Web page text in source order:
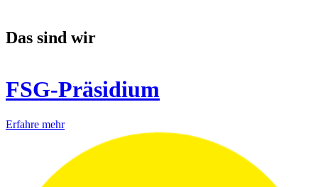
Das sind wir
FSG-Präsidium
Erfahre mehr